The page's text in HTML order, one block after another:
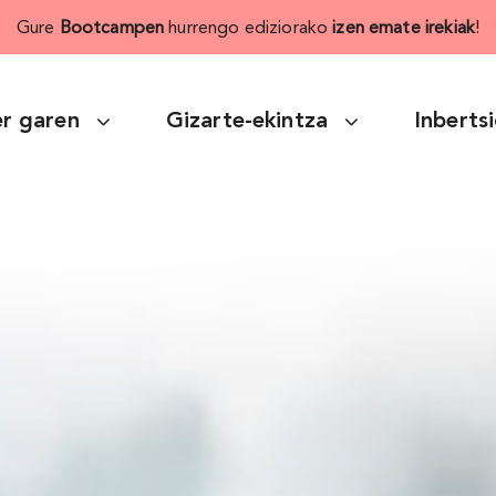
Gure Bootcampen hurrengo ediziorakoizen emate irekiak!
garen Gizarte-ekintza